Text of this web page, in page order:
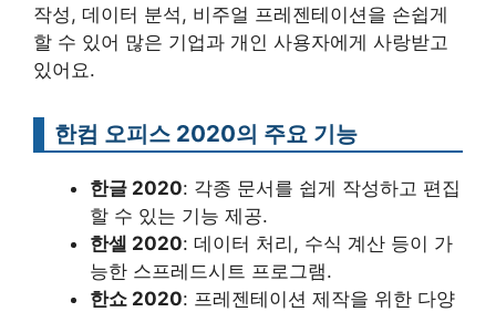
작성, 데이터 분석, 비주얼 프레젠테이션을 손쉽게
할 수 있어 많은 기업과 개인 사용자에게 사랑받고
있어요.
한컴 오피스 2020의 주요 기능
한글 2020: 각종 문서를 쉽게 작성하고 편집
할 수 있는 기능 제공.
한셀 2020: 데이터 처리, 수식 계산 등이 가
능한 스프레드시트 프로그램.
한쇼 2020: 프레젠테이션 제작을 위한 다양